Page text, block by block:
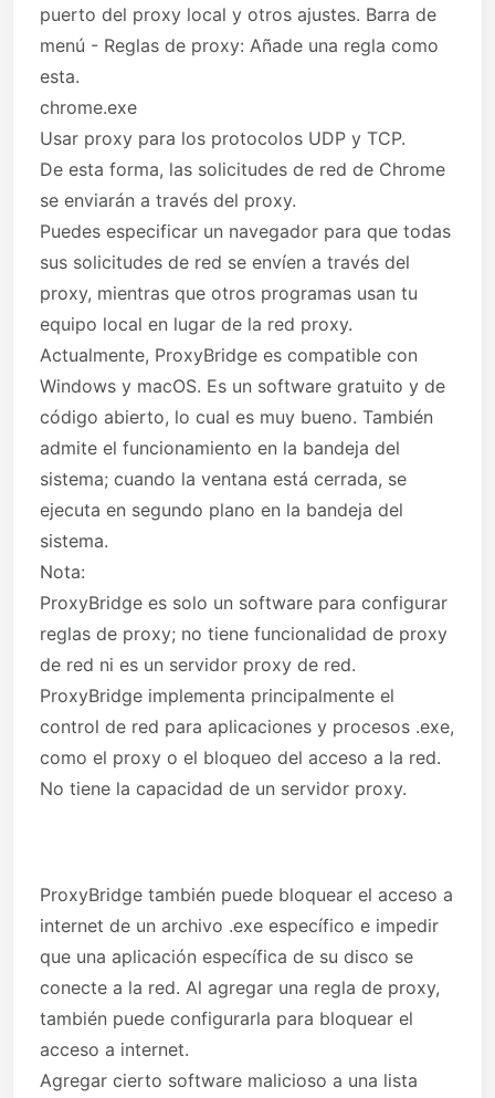
puerto del proxy local y otros ajustes. Barra de
menú - Reglas de proxy: Añade una regla como
esta.
chrome.exe
Usar proxy para los protocolos UDP y TCP.
De esta forma, las solicitudes de red de Chrome
se enviarán a través del proxy.
Puedes especificar un navegador para que todas
sus solicitudes de red se envíen a través del
proxy, mientras que otros programas usan tu
equipo local en lugar de la red proxy.
Actualmente, ProxyBridge es compatible con
Windows y macOS. Es un software gratuito y de
código abierto, lo cual es muy bueno. También
admite el funcionamiento en la bandeja del
sistema; cuando la ventana está cerrada, se
ejecuta en segundo plano en la bandeja del
sistema.
Nota:
ProxyBridge es solo un software para configurar
reglas de proxy; no tiene funcionalidad de proxy
de red ni es un servidor proxy de red.
ProxyBridge implementa principalmente el
control de red para aplicaciones y procesos .exe,
como el proxy o el bloqueo del acceso a la red.
No tiene la capacidad de un servidor proxy.
ProxyBridge también puede bloquear el acceso a
internet de un archivo .exe específico e impedir
que una aplicación específica de su disco se
conecte a la red. Al agregar una regla de proxy,
también puede configurarla para bloquear el
acceso a internet.
Agregar cierto software malicioso a una lista